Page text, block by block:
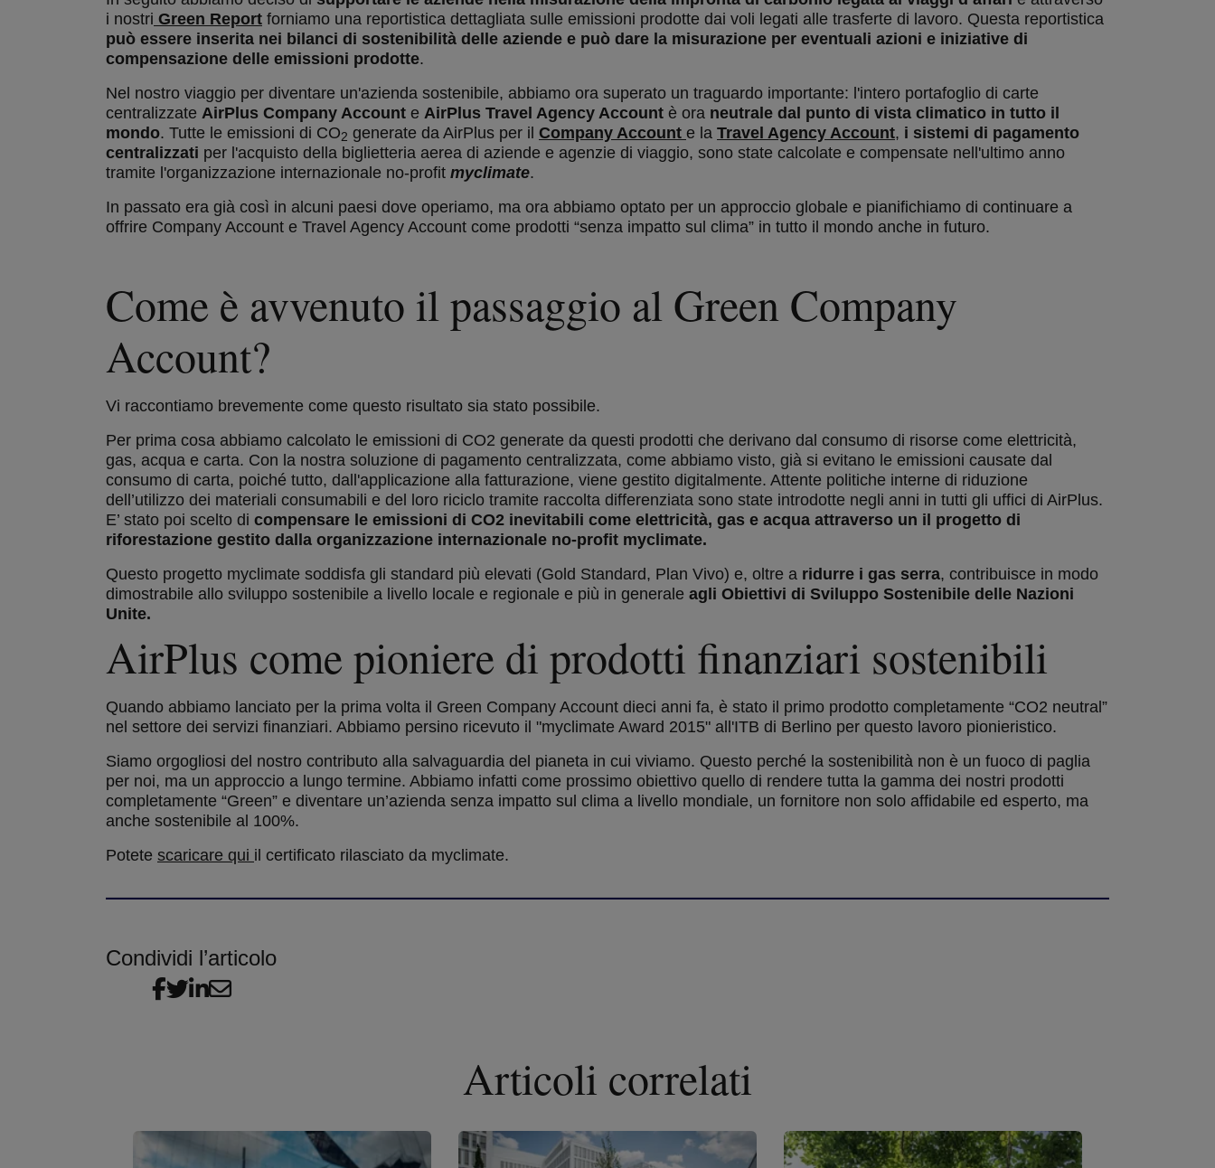
i nostri Green Report forniamo una reportistica dettagliata sulle emissioni prodotte dai voli legati alle trasferte di lavoro. Questa reportistica
può essere inserita nei bilanci di sostenibilità delle aziende e può dare la misurazione per eventuali azioni e iniziative di
compensazione delle emissioni prodotte.
Nel nostro viaggio per diventare un'azienda sostenibile, abbiamo ora superato un traguardo importante: l'intero portafoglio di carte
centralizzate AirPlus Company Account e AirPlus Travel Agency Account è ora neutrale dal punto di vista climatico in tutto il
mondo. Tutte le emissioni di CO2 generate da AirPlus per il Company Account e la Travel Agency Account, i sistemi di pagamento
centralizzati per l'acquisto della biglietteria aerea di aziende e agenzie di viaggio, sono state calcolate e compensate nell'ultimo anno
tramite l'organizzazione internazionale no-profit myclimate.
In passato era già così in alcuni paesi dove operiamo, ma ora abbiamo optato per un approccio globale e pianifichiamo di continuare a
offrire Company Account e Travel Agency Account come prodotti “senza impatto sul clima” in tutto il mondo anche in futuro.
Come è avvenuto il passaggio al Green Company
Account?
Vi raccontiamo brevemente come questo risultato sia stato possibile.
Per prima cosa abbiamo calcolato le emissioni di CO2 generate da questi prodotti che derivano dal consumo di risorse come elettricità,
gas, acqua e carta. Con la nostra soluzione di pagamento centralizzata, come abbiamo visto, già si evitano le emissioni causate dal
consumo di carta, poiché tutto, dall'applicazione alla fatturazione, viene gestito digitalmente. Attente politiche interne di riduzione
dell’utilizzo dei materiali consumabili e del loro riciclo tramite raccolta differenziata sono state introdotte negli anni in tutti gli uffici di AirPlus.
E’ stato poi scelto di compensare le emissioni di CO2 inevitabili come elettricità, gas e acqua attraverso un il progetto di
riforestazione gestito dalla organizzazione internazionale no-profit myclimate.
Questo progetto myclimate soddisfa gli standard più elevati (Gold Standard, Plan Vivo) e, oltre a ridurre i gas serra, contribuisce in modo
dimostrabile allo sviluppo sostenibile a livello locale e regionale e più in generale agli Obiettivi di Sviluppo Sostenibile delle Nazioni
Unite.
AirPlus come pioniere di prodotti finanziari sostenibili
Quando abbiamo lanciato per la prima volta il Green Company Account dieci anni fa, è stato il primo prodotto completamente “CO2 neutral”
nel settore dei servizi finanziari. Abbiamo persino ricevuto il "myclimate Award 2015" all'ITB di Berlino per questo lavoro pionieristico.
Siamo orgogliosi del nostro contributo alla salvaguardia del pianeta in cui viviamo. Questo perché la sostenibilità non è un fuoco di paglia
per noi, ma un approccio a lungo termine. Abbiamo infatti come prossimo obiettivo quello di rendere tutta la gamma dei nostri prodotti
completamente “Green” e diventare un’azienda senza impatto sul clima a livello mondiale, un fornitore non solo affidabile ed esperto, ma
anche sostenibile al 100%.
Potete scaricare qui il certificato rilasciato da myclimate.
Condividi l’articolo
Articoli correlati